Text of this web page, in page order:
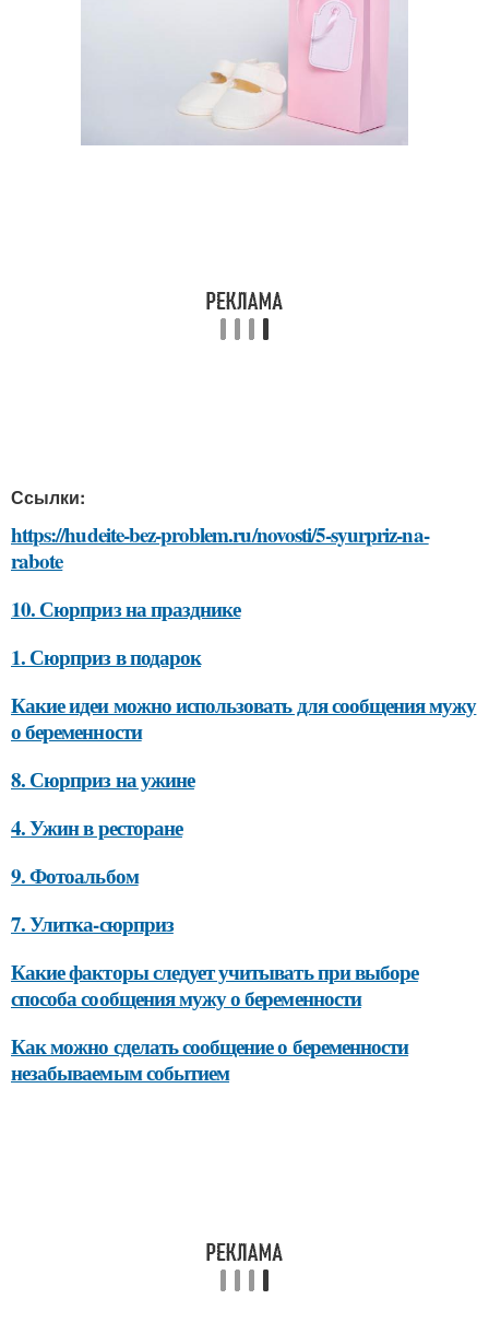
Ссылки:
https://hudeite-bez-problem.ru/novosti/5-syurpriz-na-
rabote
10. Сюрприз на празднике
1. Сюрприз в подарок
Какие идеи можно использовать для сообщения мужу
о беременности
8. Сюрприз на ужине
4. Ужин в ресторане
9. Фотоальбом
7. Улитка-сюрприз
Какие факторы следует учитывать при выборе
способа сообщения мужу о беременности
Как можно сделать сообщение о беременности
незабываемым событием